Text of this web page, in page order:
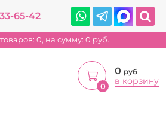
65-42
0, на сумму: 0 руб.
0
0 руб
в корзину